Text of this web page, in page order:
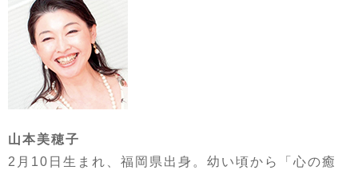
山本美穂子
2月10日生まれ、福岡県出身。幼い頃から「心の癒